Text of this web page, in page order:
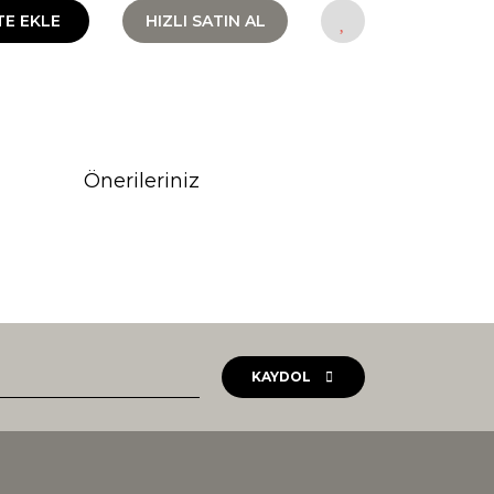
EKLE HIZLI SATIN AL
Önerileriniz
KAYDOL